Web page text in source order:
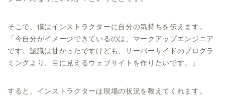
そこで、僕はインストラクターに自分の気持ちを伝えます。
「今自分がイメージできているのは、マークアップエンジニア
です。認識は甘かったですけども、サーバーサイドのプログラ
ミングより、目に見えるウェブサイトを作りたいです。」
すると、インストラクターは現場の状況を教えてくれます。